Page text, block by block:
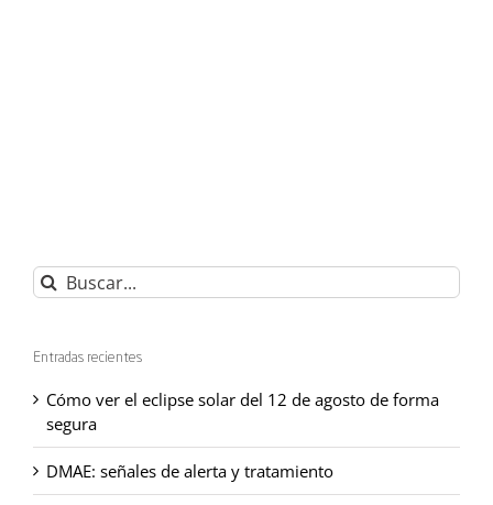
Buscar:
Entradas recientes
Cómo ver el eclipse solar del 12 de agosto de forma
segura
DMAE: señales de alerta y tratamiento